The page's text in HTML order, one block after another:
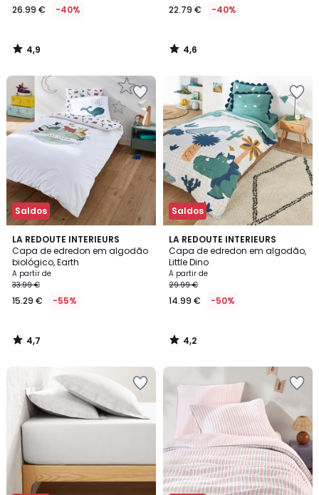
26.99 € -40%
4,9
/
22.79 € -40%
4,6
/
Saldos
LA REDOUTE INTERIEURS
Capa de edredon em algodão
biológico, Earth
A partir de
33.99 €
15.29 € -55%
4,7
/ 5
4,7
/
Saldos
LA REDOUTE INTERIEURS
Capa de edredon em algodão,
Little Dino
A partir de
29.99 €
14.99 € -50%
4,2
/ 5
4,2
/